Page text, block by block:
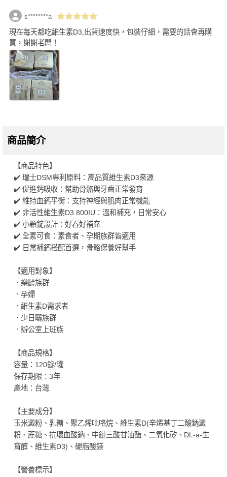
s********a
現在每天都吃維生素D3,出貨速度快，包裝仔細，需要的話會再購
買，謝謝老闆！
商品簡介
【商品特色】
✔️ 瑞士DSM專利原料：高品質維生素D3來源
✔️ 促進鈣吸收：幫助骨骼與牙齒正常發育
✔️ 維持血鈣平衡：支持神經與肌肉正常機能
✔️ 非活性維生素D3 800IU：溫和補充，日常安心
✔️ 小顆錠設計：好吞好補充
✔️ 全素可食：素食者、孕期族群皆適用
✔️ 日常補鈣搭配首選，骨骼保養好幫手
【適用對象】
．樂齡族群
．孕婦
．維生素D需求者
．少日曬族群
．辦公室上班族
【商品規格】
容量：120錠/罐
保存期限：3年
產地：台灣
【主要成分】
玉米澱粉、乳糖、聚乙烯吡咯烷、維生素D(辛烯基丁二酸鈉澱
粉、蔗糖、抗壞血酸鈉、中鏈三酸甘油酯、二氧化矽、DL-a-生
育醇、維生素D3)、硬脂酸鎂
【營養標示】